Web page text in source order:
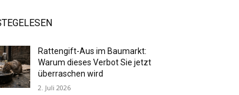
Rattengift-Aus im Baumarkt:
Warum dieses Verbot Sie jetzt
überraschen wird
2. Juli 2026